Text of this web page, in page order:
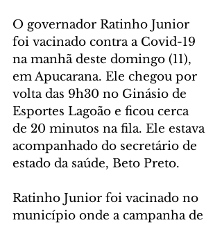
O governador Ratinho Junior
foi vacinado contra a Covid-19
na manhã deste domingo (11),
em Apucarana. Ele chegou por
volta das 9h30 no Ginásio de
Esportes Lagoão e ficou cerca
de 20 minutos na fila. Ele estava
acompanhado do secretário de
estado da saúde, Beto Preto.
Ratinho Junior foi vacinado no
município onde a campanha de